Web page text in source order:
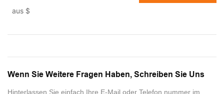
aus $
Wenn Sie Weitere Fragen Haben, Schreiben Sie Uns
Hinterlassen Sie einfach Ihre E-Mail oder Telefon nummer im